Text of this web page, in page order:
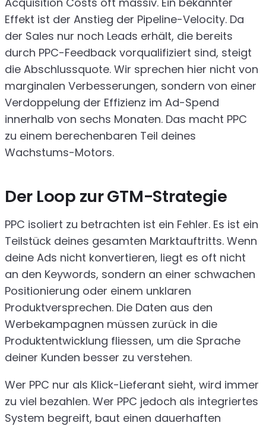
Effekt ist der Anstieg der Pipeline-Velocity. Da
der Sales nur noch Leads erhält, die bereits
durch PPC-Feedback vorqualifiziert sind, steigt
die Abschlussquote. Wir sprechen hier nicht von
marginalen Verbesserungen, sondern von einer
Verdoppelung der Effizienz im Ad-Spend
innerhalb von sechs Monaten. Das macht PPC
zu einem berechenbaren Teil deines
Wachstums-Motors.
Der Loop zur GTM-Strategie
PPC isoliert zu betrachten ist ein Fehler. Es ist ein
Teilstück deines gesamten Marktauftritts. Wenn
deine Ads nicht konvertieren, liegt es oft nicht
an den Keywords, sondern an einer schwachen
Positionierung oder einem unklaren
Produktversprechen. Die Daten aus den
Werbekampagnen müssen zurück in die
Produktentwicklung fliessen, um die Sprache
deiner Kunden besser zu verstehen.
Wer PPC nur als Klick-Lieferant sieht, wird immer
zu viel bezahlen. Wer PPC jedoch als integriertes
System begreift, baut einen dauerhaften